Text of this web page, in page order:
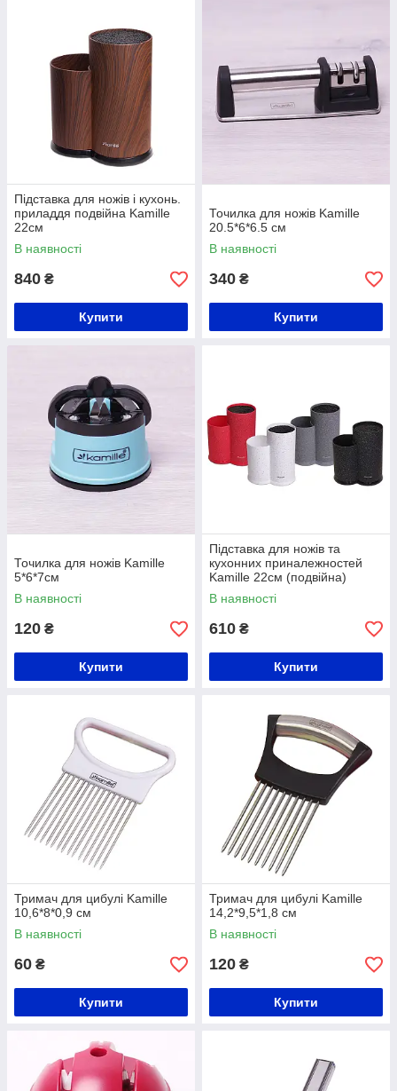
Підставка для ножів і кухонь.
приладдя подвійна Kamille
22см
В наявності
840 ₴
Купити
Точилка для ножів Kamille
20.5*6*6.5 см
В наявності
340 ₴
Купити
Точилка для ножів Kamille
5*6*7см
В наявності
120 ₴
Купити
Підставка для ножів та
кухонних приналежностей
Kamille 22см (подвійна)
В наявності
610 ₴
Купити
Тримач для цибулі Kamille
10,6*8*0,9 см
В наявності
60 ₴
Купити
Тримач для цибулі Kamille
14,2*9,5*1,8 см
В наявності
120 ₴
Купити